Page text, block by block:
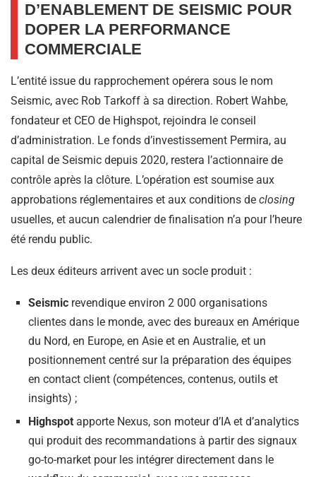
D’ENABLEMENT DE SEISMIC POUR
DOPER LA PERFORMANCE
COMMERCIALE
L’entité issue du rapprochement opérera sous le nom
Seismic, avec Rob Tarkoff à sa direction. Robert Wahbe,
fondateur et CEO de Highspot, rejoindra le conseil
d’administration. Le fonds d’investissement Permira, au
capital de Seismic depuis 2020, restera l’actionnaire de
contrôle après la clôture. L’opération est soumise aux
approbations réglementaires et aux conditions de closing
usuelles, et aucun calendrier de finalisation n’a pour l’heure
été rendu public.
Les deux éditeurs arrivent avec un socle produit :
Seismic revendique environ 2 000 organisations
clientes dans le monde, avec des bureaux en Amérique
du Nord, en Europe, en Asie et en Australie, et un
positionnement centré sur la préparation des équipes
en contact client (compétences, contenus, outils et
insights) ;
Highspot apporte Nexus, son moteur d’IA et d’analytics
qui produit des recommandations à partir des signaux
go-to-market pour les intégrer directement dans le